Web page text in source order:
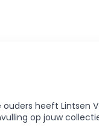
heeft Lintsen
op jouw